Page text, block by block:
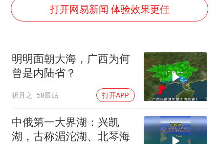
人贩子“梅姨”真名谢家梅
被妻子举报丈夫与情人一审获刑1年
多专业取消艺考 文化工作者要有文化
22岁女生南太行山失联已超十天
总书记关心百姓身边这些民生大事
打开网易新闻 体验效果更佳
明明面朝大海，广西为何
曾是内陆省？
祈月之 58跟贴 打开APP
中俄第一大界湖：兴凯
湖，古称湄沱湖、北琴海